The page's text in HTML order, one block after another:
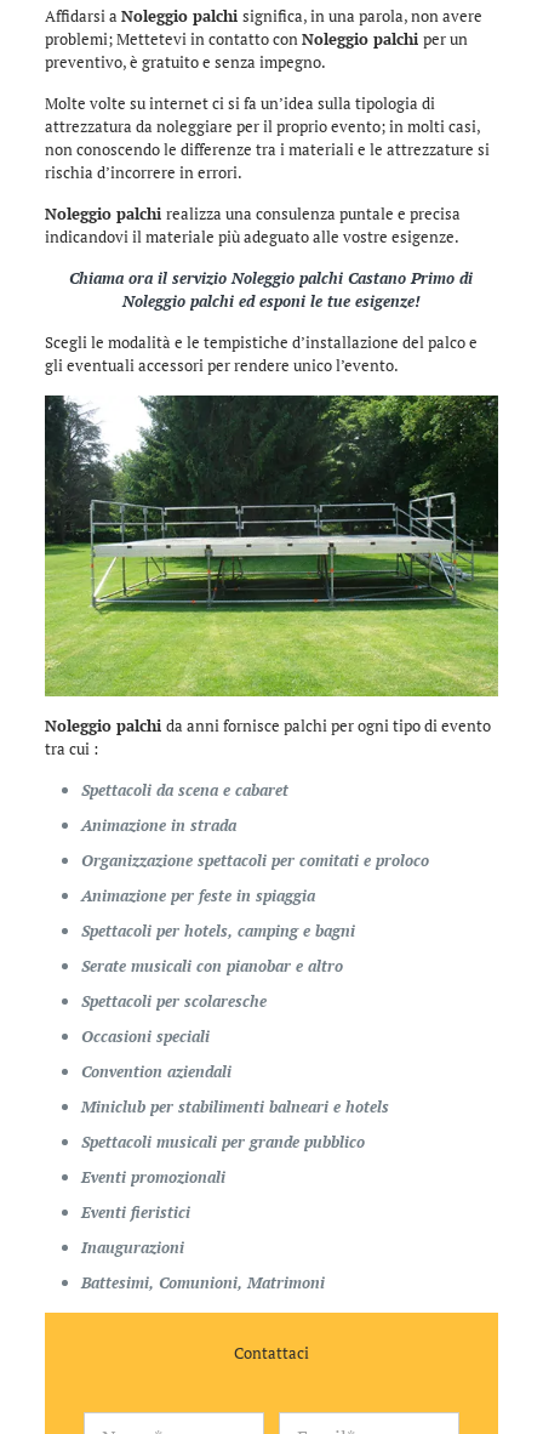
Affidarsi a Noleggio palchi significa, in una parola, non avere
problemi; Mettetevi in contatto conNoleggio palchi per un
preventivo, è gratuito e senza impegno.
Molte volte su internet ci si fa un’idea sulla tipologia di
attrezzatura da noleggiare per il proprio evento; in molti casi,
non conoscendo le differenze tra i materiali e le attrezzature si
rischia d’incorrere in errori.
Noleggio palchi realizza una consulenza puntale e precisa
indicandovi il materiale più adeguato alle vostre esigenze.
Chiama ora il servizioNoleggio palchi Castano Primodi
Noleggio palchi ed esponi le tue esigenze!
Scegli le modalità e le tempistiche d’installazione del palco e
gli eventuali accessori per rendere unico l’evento.
Noleggio palchi da anni fornisce palchi per ogni tipo di evento
tra cui :
Spettacoli da scena e cabaret
Animazione in strada
Organizzazione spettacoli per comitati e proloco
Animazione per feste in spiaggia
Spettacoli per hotels, camping e bagni
Serate musicali con pianobar e altro
Spettacoli per scolaresche
Occasioni speciali
Convention aziendali
Miniclub per stabilimenti balneari e hotels
Spettacoli musicali per grande pubblico
Eventi promozionali
Eventi fieristici
Inaugurazioni
Battesimi, Comunioni, Matrimoni
Contattaci
N
E